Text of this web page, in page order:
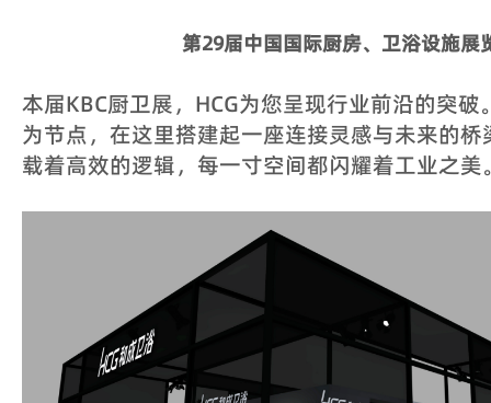
第29届中国国际厨房、卫浴设施展
本届KBC厨卫展，HCG为您呈现行业前沿的突
为节点，在这里搭建起一座连接灵感与未来的
载着高效的逻辑，每一寸空间都闪耀着工业之美